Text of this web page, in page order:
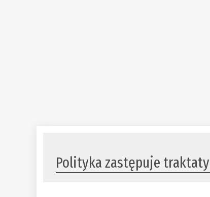
Polityka zastępuje traktaty